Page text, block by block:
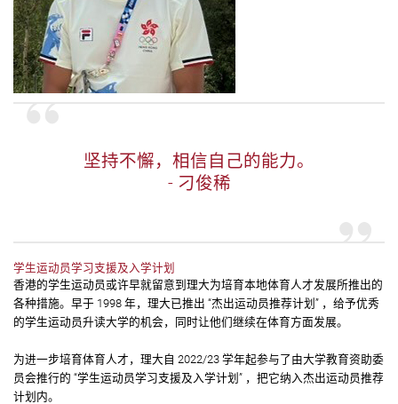
坚持不懈，相信自己的能力。
- 刁俊稀
学生运动员学习支援及入学计划
香港的学生运动员或许早就留意到理大为培育本地体育人才发展所推出的
各种措施。早于 1998 年，理大已推出 “杰出运动员推荐计划” ，给予优秀
的学生运动员升读大学的机会，同时让他们继续在体育方面发展。
为进一步培育体育人才，理大自 2022/23 学年起参与了由大学教育资助委
员会推行的 “学生运动员学习支援及入学计划” ，把它纳入杰出运动员推荐
计划内。